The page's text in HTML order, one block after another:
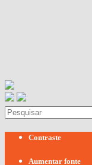
Contraste
Aumentar fonte